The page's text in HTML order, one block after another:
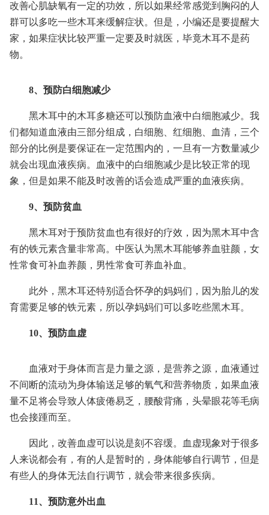
改善心肌缺氧有一定的功效，所以如果经常感觉到胸闷的人
群可以多吃一些木耳来缓解症状。但是，小编还是要提醒大
家，如果症状比较严重一定要及时就医，毕竟木耳不是药
物。
8、预防白细胞减少
黑木耳中的木耳多糖还可以预防血液中白细胞减少。我
们都知道血液由三部分组成，白细胞、红细胞、血清，三个
部分的比例是要保证在一定范围内的，一旦有一方数量减少
就会出现血液疾病。血液中的白细胞减少是比较正常的现
象，但是如果不能及时改善的话会造成严重的血液疾病。
9、预防贫血
黑木耳对于预防贫血也有很好的疗效，因为黑木耳中含
有的铁元素含量非常高。中医认为黑木耳能够养血驻颜，女
性常食可补血养颜，男性常食可养血补血。
此外，黑木耳还特别适合怀孕的妈妈们，因为胎儿的发
育需要足够的铁元素，所以孕妈妈们可以多吃些黑木耳。
10、预防血虚
血液对于身体而言是力量之源，是营养之源，血液通过
不间断的流动为身体输送足够的氧气和营养物质，如果血液
量不足将会导致人体疲倦易乏，腰酸背痛，头晕眼花等毛病
也会接踵而至。
因此，改善血虚可以说是刻不容缓。血虚现象对于很多
人来说都会有，有的人是暂时的，身体能够自行调节，但是
有些人的身体无法自行调节，就会带来很多疾病。
11、预防意外出血